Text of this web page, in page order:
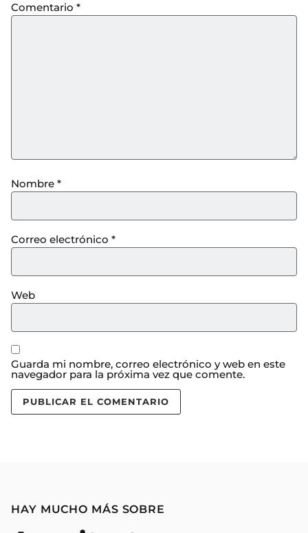
Comentario *
Nombre *
Correo electrónico *
Web
Guarda mi nombre, correo electrónico y web en este
navegador para la próxima vez que comente.
HAY MUCHO MÁS SOBRE